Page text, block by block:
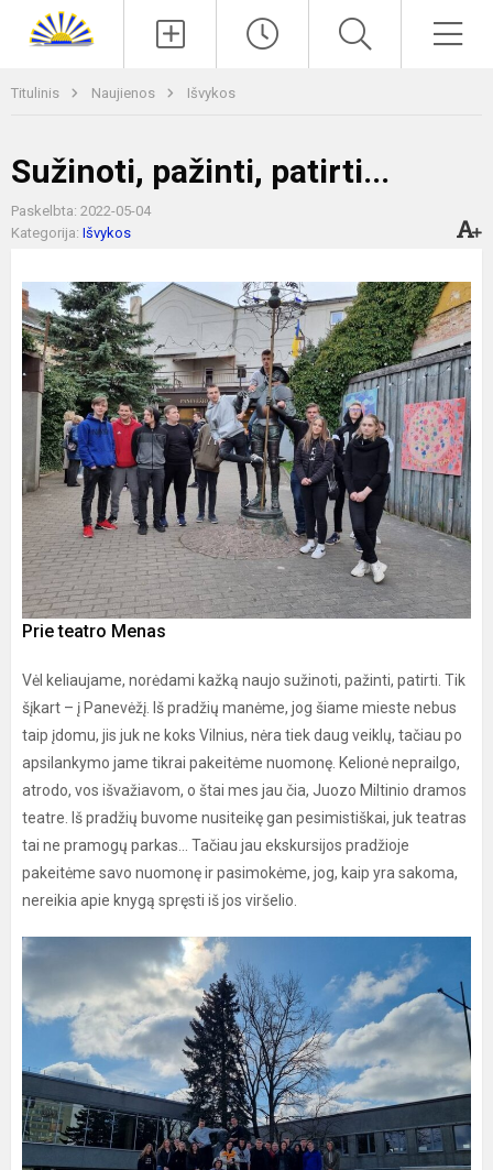
Titulinis Naujienos Išvykos
Sužinoti, pažinti, patirti...
Paskelbta: 2022-05-04
Kategorija: Išvykos
Prie teatro Menas
Vėl keliaujame, norėdami kažką naujo sužinoti, pažinti, patirti. Tik
šįkart – į Panevėžį. Iš pradžių manėme, jog šiame mieste nebus
taip įdomu, jis juk ne koks Vilnius, nėra tiek daug veiklų, tačiau po
apsilankymo jame tikrai pakeitėme nuomonę. Kelionė neprailgo,
atrodo, vos išvažiavom, o štai mes jau čia, Juozo Miltinio dramos
teatre. Iš pradžių buvome nusiteikę gan pesimistiškai, juk teatras
tai ne pramogų parkas... Tačiau jau ekskursijos pradžioje
pakeitėme savo nuomonę ir pasimokėme, jog, kaip yra sakoma,
nereikia apie knygą spręsti iš jos viršelio.